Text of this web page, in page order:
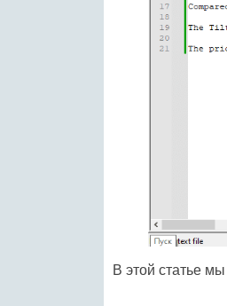
В этой статье